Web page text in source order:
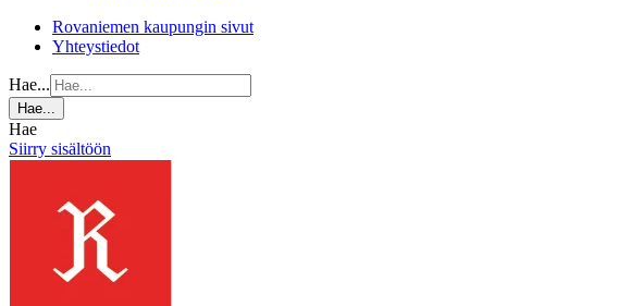
Rovaniemen kaupungin sivut
Yhteystiedot
Hae...
Hae...
Hae
Siirry sisältöön